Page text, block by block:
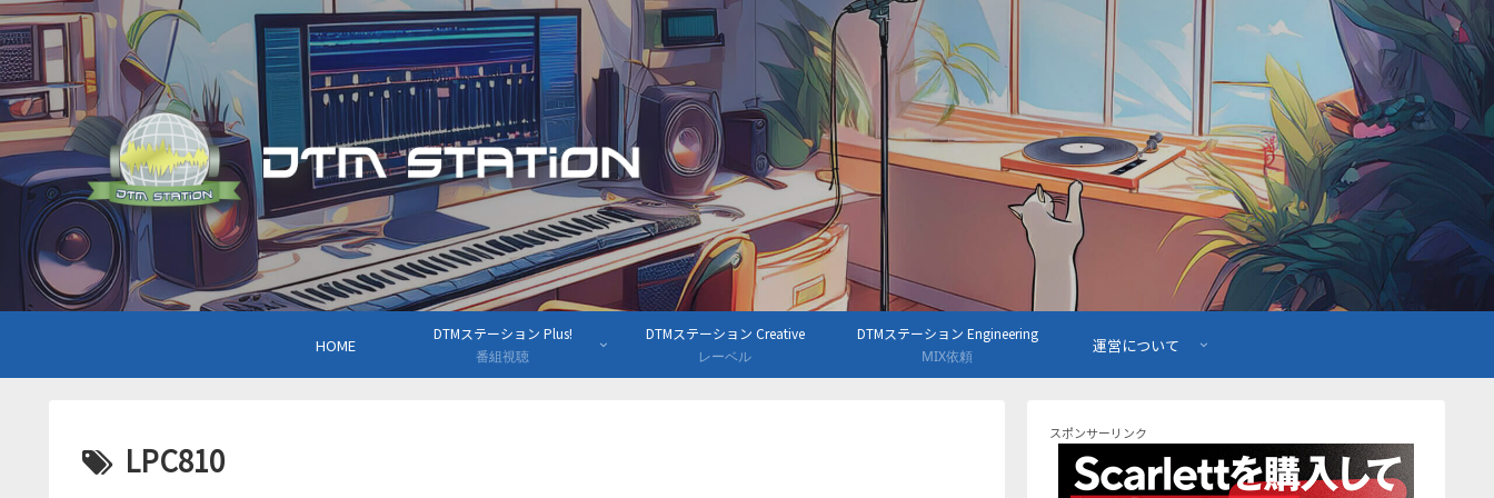
HOME
DTMステーション Plus!
番組視聴
DTMステーション Creative
レーベル
DTMステーション Engineering
MIX依頼
運営について
LPC810
スポンサーリンク